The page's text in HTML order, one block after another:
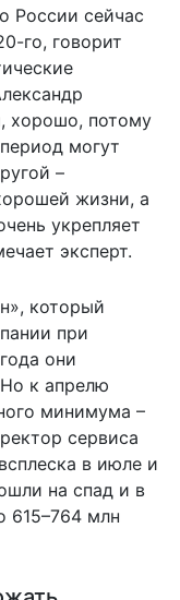
России сейчас
го, говорит
хорошо, потому
могут
–
жизни, а
укрепляет
эксперт.
который
при
они
к апрелю
минимума –
сервиса
в июле и
на спад и в
615–764 млн